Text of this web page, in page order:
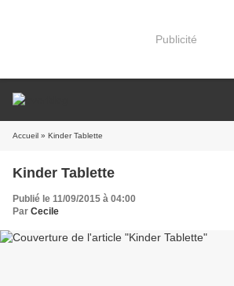
Publicité
Accueil » Kinder Tablette
Kinder Tablette
Publié le 11/09/2015 à 04:00
Par Cecile